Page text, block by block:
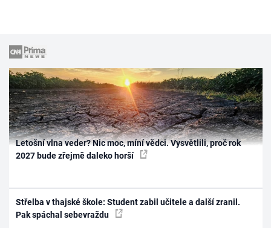
Letošní vlna veder? Nic moc, míní vědci. Vysvětlili, proč rok
2027 bude zřejmě daleko horší
Střelba v thajské škole: Student zabil učitele a další zranil.
Pak spáchal sebevraždu